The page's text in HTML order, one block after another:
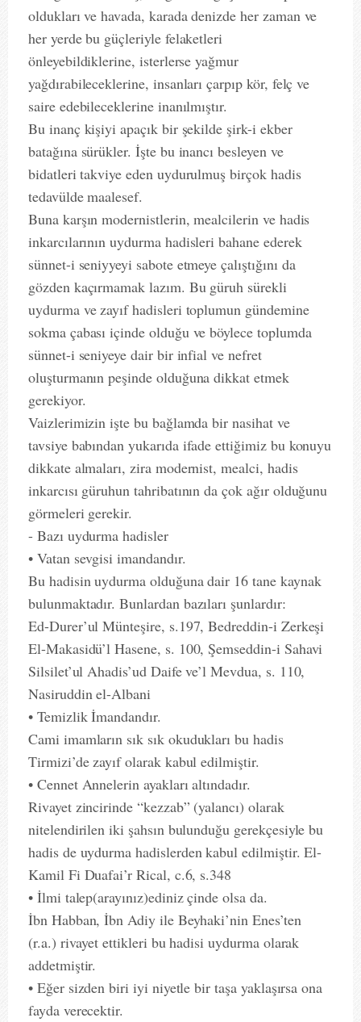
oldukları ve havada, karada denizde her zaman ve
her yerde bu güçleriyle felaketleri
önleyebildiklerine, isterlerse yağmur
yağdırabileceklerine, insanları çarpıp kör, felç ve
saire edebileceklerine inanılmıştır.
Bu inanç kişiyi apaçık bir şekilde şirk-i ekber
batağına sürükler. İşte bu inancı besleyen ve
bidatleri takviye eden uydurulmuş birçok hadis
tedavülde maalesef.
Buna karşın modernistlerin, mealcilerin ve hadis
inkarcılarının uydurma hadisleri bahane ederek
sünnet-i seniyyeyi sabote etmeye çalıştığını da
gözden kaçırmamak lazım. Bu güruh sürekli
uydurma ve zayıf hadisleri toplumun gündemine
sokma çabası içinde olduğu ve böylece toplumda
sünnet-i seniyeye dair bir infial ve nefret
oluşturmanın peşinde olduğuna dikkat etmek
gerekiyor.
Vaizlerimizin işte bu bağlamda bir nasihat ve
tavsiye babından yukarıda ifade ettiğimiz bu konuyu
dikkate almaları, zira modernist, mealci, hadis
inkarcısı güruhun tahribatının da çok ağır olduğunu
görmeleri gerekir.
- Bazı uydurma hadisler
• Vatan sevgisi imandandır.
Bu hadisin uydurma olduğuna dair 16 tane kaynak
bulunmaktadır. Bunlardan bazıları şunlardır:
Ed-Durer’ul Münteşire, s.197, Bedreddin-i Zerkeşi
El-Makasidü’l Hasene, s. 100, Şemseddin-i Sahavi
Silsilet’ul Ahadis’ud Daife ve’l Mevdua, s. 110,
Nasiruddin el-Albani
• Temizlik İmandandır.
Cami imamların sık sık okudukları bu hadis
Tirmizi’de zayıf olarak kabul edilmiştir.
• Cennet Annelerin ayakları altındadır.
Rivayet zincirinde “kezzab” (yalancı) olarak
nitelendirilen iki şahsın bulunduğu gerekçesiyle bu
hadis de uydurma hadislerden kabul edilmiştir. El-
Kamil Fi Duafai’r Rical, c.6, s.348
• İlmi talep(arayınız)ediniz çinde olsa da.
İbn Habban, İbn Adiy ile Beyhaki’nin Enes’ten
(r.a.) rivayet ettikleri bu hadisi uydurma olarak
addetmiştir.
• Eğer sizden biri iyi niyetle bir taşa yaklaşırsa ona
fayda verecektir.